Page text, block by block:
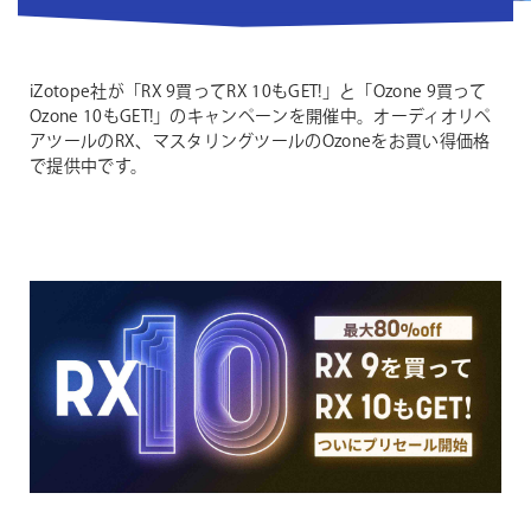
iZotope社が「RX 9買ってRX 10もGET!」と「Ozone 9買って
Ozone 10もGET!」のキャンペーンを開催中。オーディオリペ
アツールのRX、マスタリングツールのOzoneをお買い得価格
で提供中です。